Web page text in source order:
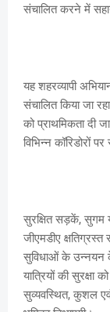
संचालित करने में
यह शहरव्यापी
संचालित किया जा
को प्राथमिकता दी
विभिन्न कॉरिडोरों
सुरक्षित सड़कें, सुगम
जीएमडीए
सुविधाओं के उन्नयन
यात्रियों की
सुव्यवस्थित, कुशल एवं